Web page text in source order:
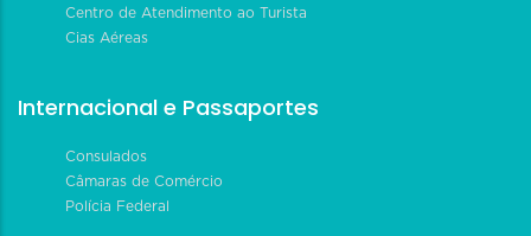
Centro de Atendimento ao Turista
Cias Aéreas
Internacional e Passaportes
Consulados
Câmaras de Comércio
Polícia Federal